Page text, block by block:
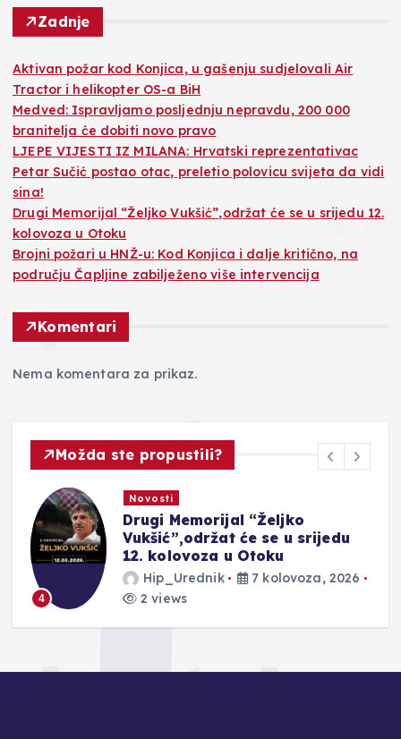
Zadnje
Aktivan požar kod Konjica, u gašenju sudjelovali Air
Tractor i helikopter OS-a BiH
Medved: Ispravljamo posljednju nepravdu, 200 000
branitelja će dobiti novo pravo
LJEPE VIJESTI IZ MILANA: Hrvatski reprezentativac
Petar Sučić postao otac, preletio polovicu svijeta da vidi
sina!
Drugi Memorijal “Željko Vukšić”,održat će se u srijedu 12.
kolovoza u Otoku
Brojni požari u HNŽ-u: Kod Konjica i dalje kritično, na
području Čapljine zabilježeno više intervencija
Komentari
Nema komentara za prikaz.
Možda ste propustili?
4
Novosti
Drugi Memorijal “Željko
Vukšić”,održat će se u srijedu
12. kolovoza u Otoku
Hip_Urednik
7 kolovoza, 2026
2 views